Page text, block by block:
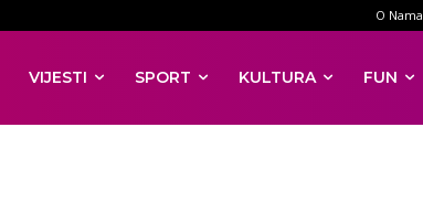
O Nama
VIJESTI SPORT KULTURA FUN